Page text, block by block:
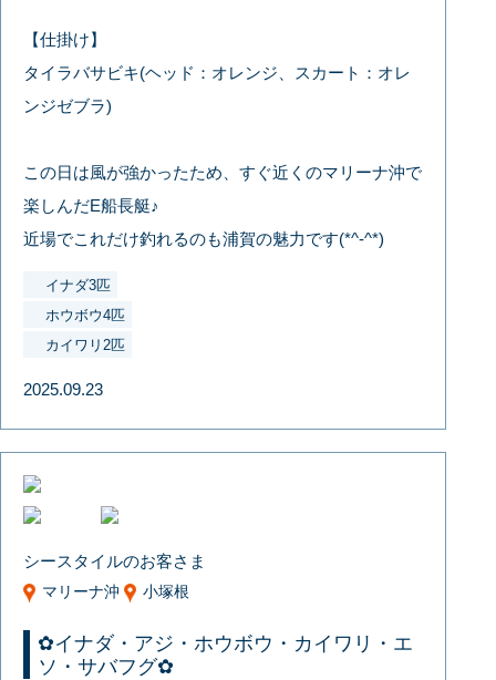
【仕掛け】
タイラバサビキ(ヘッド：オレンジ、スカート：オレ
ンジゼブラ)
この日は風が強かったため、すぐ近くのマリーナ沖で
楽しんだE船長艇♪
近場でこれだけ釣れるのも浦賀の魅力です(*^-^*)
イナダ3匹
ホウボウ4匹
カイワリ2匹
2025.09.23
シースタイルのお客さま
マリーナ沖 小塚根
✿イナダ・アジ・ホウボウ・カイワリ・エ
ソ・サバフグ✿